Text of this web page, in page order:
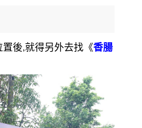
置後,就得另外去找《香腸